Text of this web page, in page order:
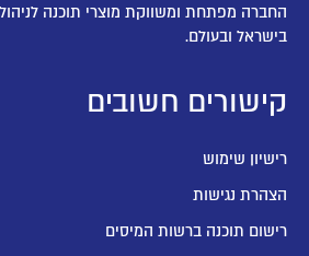
החברה מפתחת ומשווקת מוצרי תוכנה לניהול
בישראל ובעולם.
קישורים חשובים
רישיון שימוש
הצהרת נגישות
רישום תוכנה ברשות המיסים